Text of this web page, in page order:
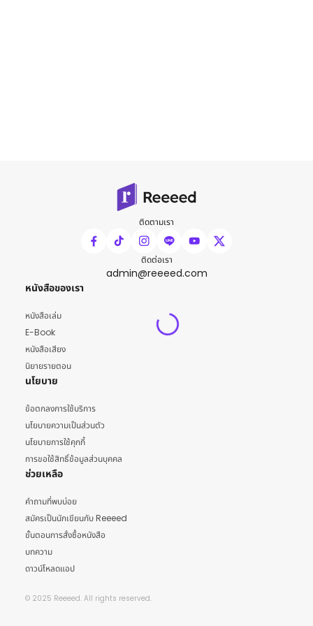
ติดตามเรา
ติดต่อเรา
admin@reeeed.com
หนังสือของเรา
หนังสือเล่ม
E-Book
หนังสือเสียง
นิยายรายตอน
นโยบาย
ข้อตกลงการใช้บริการ
นโยบายความเป็นส่วนตัว
นโยบายการใช้คุกกี้
การขอใช้สิทธิ์ข้อมูลส่วนบุคคล
ช่วยเหลือ
คำถามที่พบบ่อย
สมัครเป็นนักเขียนกับ Reeeed
ขั้นตอนการสั่งซื้อหนังสือ
บทความ
ดาวน์โหลดแอป
© 2025 Reeeed. All rights reserved.